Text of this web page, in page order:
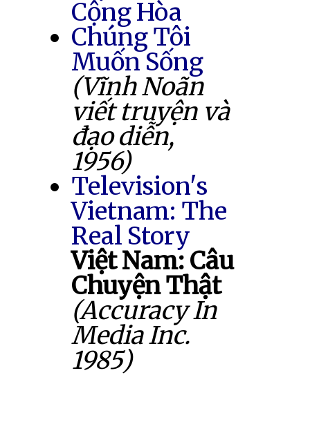
Cộng Hòa
Chúng Tôi
Muốn Sống
(Vĩnh Noãn
viết truyện và
đạo diễn,
1956)
Television's
Vietnam: The
Real Story
Việt Nam: Câu
Chuyện Thật
(Accuracy In
Media Inc.
1985)